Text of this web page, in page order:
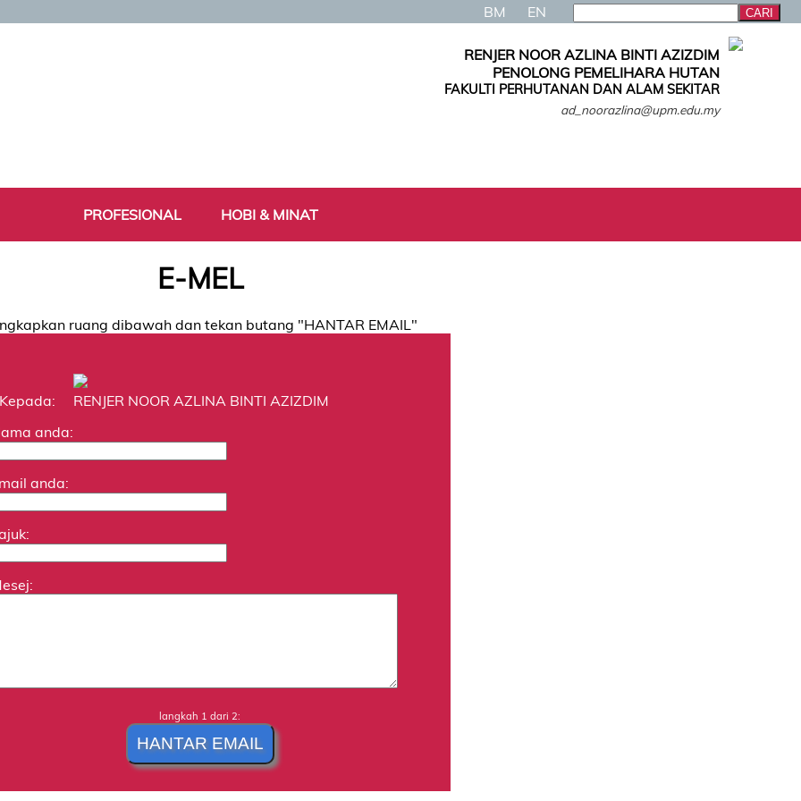
BM EN
RENJER NOOR AZLINA BINTI AZIZDIM
PENOLONG PEMELIHARA HUTAN
FAKULTI PERHUTANAN DAN ALAM SEKITAR
ad_noorazlina@upm.edu.my
PROFESIONAL HOBI & MINAT
E-MEL
ruang dibawah dan tekan butang "HANTAR EMAIL"
Kepada:
RENJER NOOR AZLINA BINTI AZIZDIM
anda:
anda:
langkah 1 dari 2: